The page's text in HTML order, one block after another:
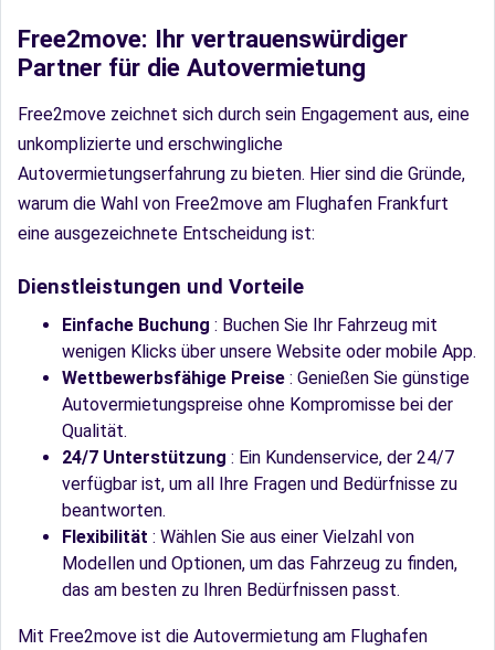
Free2move: Ihr vertrauenswürdiger
Partner für die Autovermietung
Free2move zeichnet sich durch sein Engagement aus, eine
unkomplizierte und erschwingliche
Autovermietungserfahrung zu bieten. Hier sind die Gründe,
warum die Wahl von Free2move am Flughafen Frankfurt
eine ausgezeichnete Entscheidung ist:
Dienstleistungen und Vorteile
Einfache Buchung : Buchen Sie Ihr Fahrzeug mit
wenigen Klicks über unsere Website oder mobile App.
Wettbewerbsfähige Preise : Genießen Sie günstige
Autovermietungspreise ohne Kompromisse bei der
Qualität.
24/7 Unterstützung : Ein Kundenservice, der 24/7
verfügbar ist, um all Ihre Fragen und Bedürfnisse zu
beantworten.
Flexibilität : Wählen Sie aus einer Vielzahl von
Modellen und Optionen, um das Fahrzeug zu finden,
das am besten zu Ihren Bedürfnissen passt.
Mit Free2move ist die Autovermietung am Flughafen